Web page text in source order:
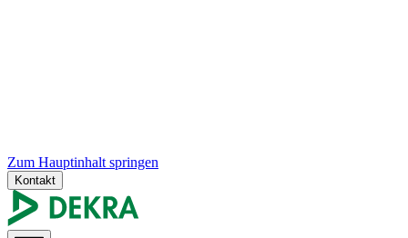
Zum Hauptinhalt springen
Kontakt